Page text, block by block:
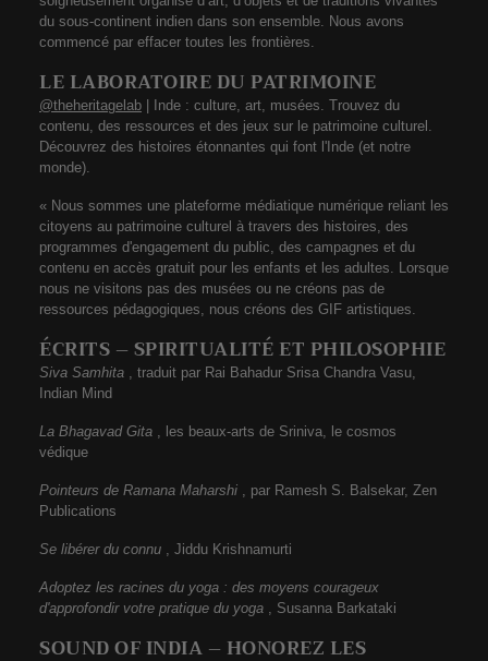
du sous-continent indien dans son ensemble. Nous avons
commencé par effacer toutes les frontières.
LE LABORATOIRE DU PATRIMOINE
@theheritagelab | Inde : culture, art, musées. Trouvez du
contenu, des ressources et des jeux sur le patrimoine culturel.
Découvrez des histoires étonnantes qui font l'Inde (et notre
monde).
« Nous sommes une plateforme médiatique numérique reliant les
citoyens au patrimoine culturel à travers des histoires, des
programmes d'engagement du public, des campagnes et du
contenu en accès gratuit pour les enfants et les adultes. Lorsque
nous ne visitons pas des musées ou ne créons pas de
ressources pédagogiques, nous créons des GIF artistiques.
ÉCRITS – SPIRITUALITÉ ET PHILOSOPHIE
Siva Samhita , traduit par Rai Bahadur Srisa Chandra Vasu,
Indian Mind
La Bhagavad Gita , les beaux-arts de Sriniva, le cosmos
védique
Pointeurs de Ramana Maharshi , par Ramesh S. Balsekar, Zen
Publications
Se libérer du connu , Jiddu Krishnamurti
Adoptez les racines du yoga : des moyens courageux
d'approfondir votre pratique du yoga , Susanna Barkataki
SOUND OF INDIA – HONOREZ LES